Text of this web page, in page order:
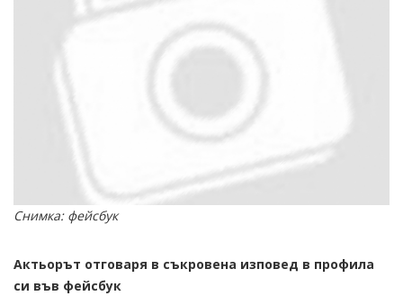
Снимка: фейсбук
Актьорът отговаря в съкровена изповед в профила
си във фейсбук